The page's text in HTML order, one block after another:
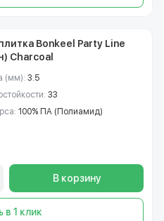
Bonkeel Party Line
Charcoal
(мм): 3.5
33
100% ПА (Полиамид)
В корзину
в 1 клик